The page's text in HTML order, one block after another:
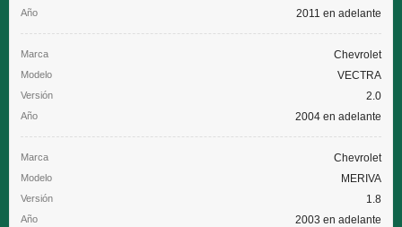
2011 en adelante
Chevrolet
VECTRA
2.0
2004 en adelante
Chevrolet
MERIVA
1.8
2003 en adelante